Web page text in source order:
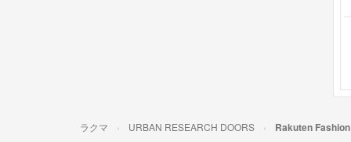
ラクマ URBAN RESEARCH DOORS Rakuten Fashion